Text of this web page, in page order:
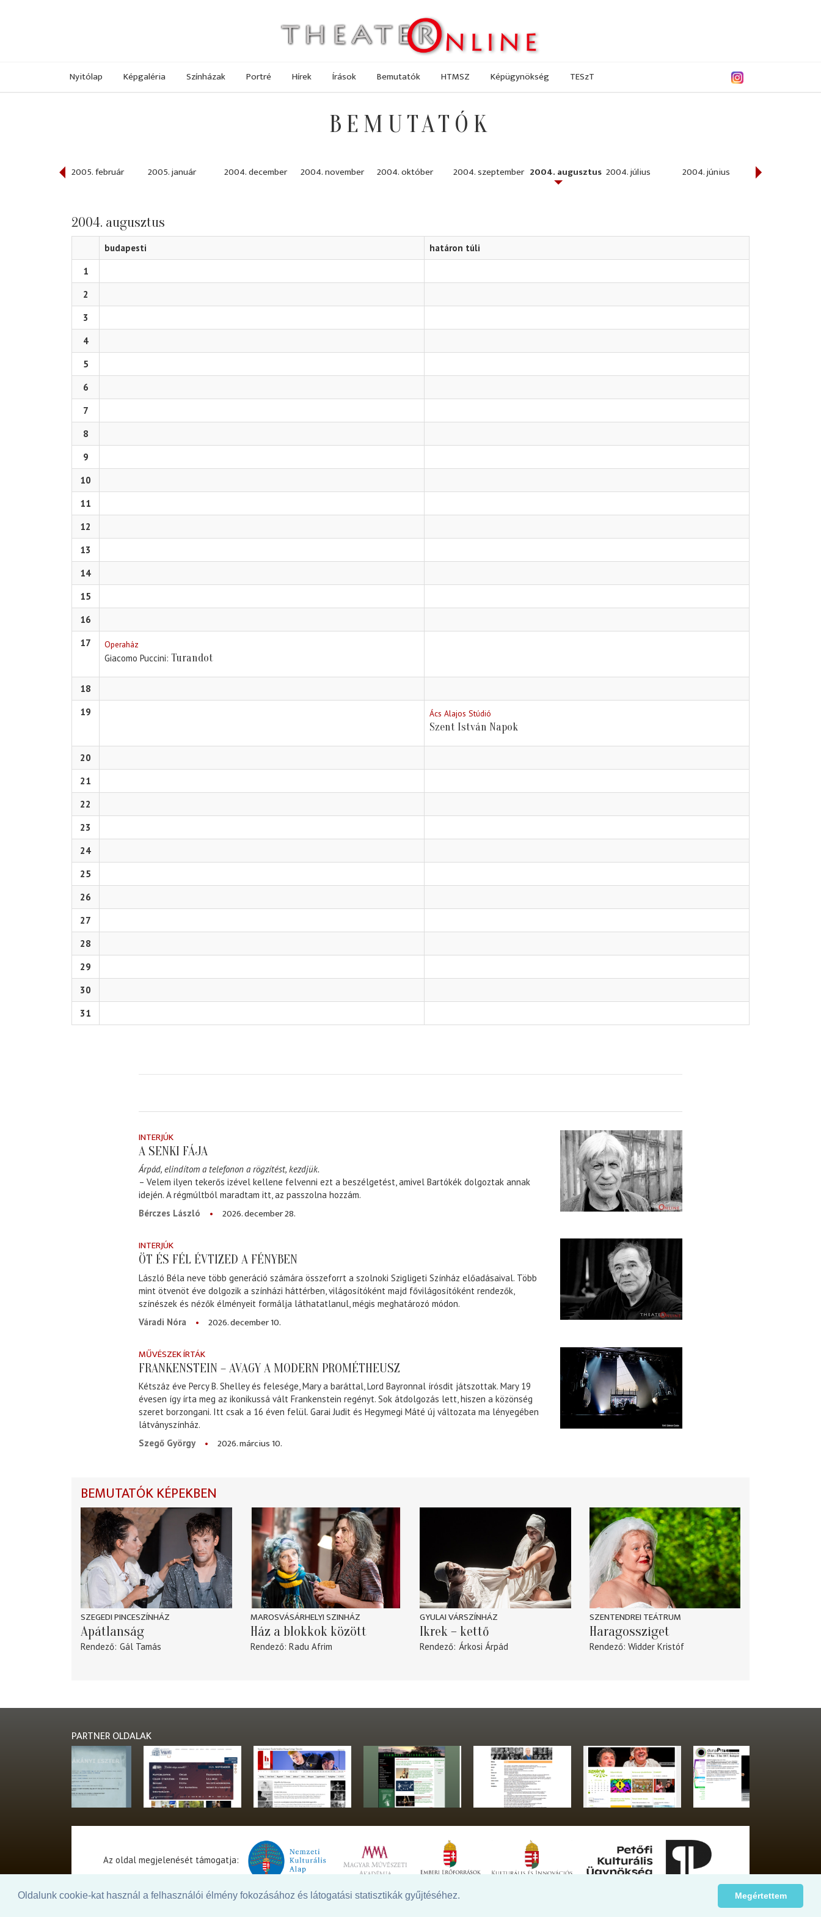
Oldalunk cookie-kat használ a felhasználói élmény fokozásához és látogatási statisztikák gyűjtéséhez. Megértettem
Nyitólap Képgaléria Színházak Portré Hírek Írások Bemutatók HTMSZ Képügynökség TESzT
BEMUTATÓK
2005. február 2005. január 2004. december 2004. november 2004. október 2004. szeptember 2004. augusztus 2004. július 2004. június 2004. május
2004. augusztus
budapesti
határon túli
1
2
3
4
5
6
7
8
9
10
11
12
13
14
15
16
17
Operaház
Giacomo Puccini Turandot
18
19
Ács Alajos Stúdió
Szent István Napok
20
21
22
23
24
25
26
27
28
29
30
31
INTERJÚK
A SENKI FÁJA
Árpád, elindítom a telefonon a rögzítést, kezdjük.
– Velem ilyen tekerős izével kellene felvenni ezt a beszélgetést, amivel Bartókék dolgoztak annak
idején. A régmúltból maradtam itt, az passzolna hozzám.
Bérczes László
2026. december 28.
INTERJÚK
ÖT ÉS FÉL ÉVTIZED A FÉNYBEN
László Béla neve több generáció számára összeforrt a szolnoki Szigligeti Színház előadásaival. Több
mint ötvenöt éve dolgozik a színházi háttérben, világosítóként majd fővilágosítóként rendezők,
színészek és nézők élményeit formálja láthatatlanul, mégis meghatározó módon.
Váradi Nóra
2026. december 10.
MŰVÉSZEK ÍRTÁK
FRANKENSTEIN – AVAGY A MODERN PROMÉTHEUSZ
Kétszáz éve Percy B. Shelley és felesége, Mary a baráttal, Lord Bayronnal írósdit játszottak. Mary 19
évesen így írta meg az ikonikussá vált Frankenstein regényt. Sok átdolgozás lett, hiszen a közönség
szeret borzongani. Itt csak a 16 éven felül. Garai Judit és Hegymegi Máté új változata ma lényegében
látványszínház.
Szegő György
2026. március 10.
BEMUTATÓK KÉPEKBEN
SZEGEDI PINCESZÍNHÁZ
Apátlanság
Rendező Gál Tamás
MAROSVÁSÁRHELYI SZINHÁZ
Ház a blokkok között
Rendező Radu Afrim
GYULAI VÁRSZÍNHÁZ
Ikrek – kettő
Rendező Árkosi Árpád
SZENTENDREI TEÁTRUM
Haragossziget
Rendező Widder Kristóf
PARTNER OLDALAK
Az oldal megjelenését támogatja: